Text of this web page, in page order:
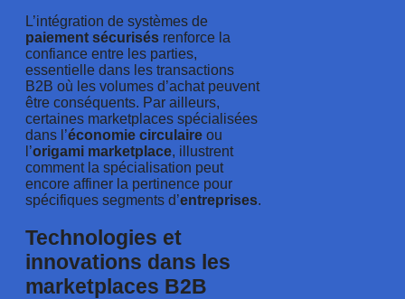
L’intégration de systèmes de
paiement sécurisés renforce la
confiance entre les parties,
essentielle dans les transactions
B2B où les volumes d’achat peuvent
être conséquents. Par ailleurs,
certaines marketplaces spécialisées
dans l’économie circulaire ou
l’origami marketplace, illustrent
comment la spécialisation peut
encore affiner la pertinence pour
spécifiques segments d’entreprises.
Technologies et
innovations dans les
marketplaces B2B